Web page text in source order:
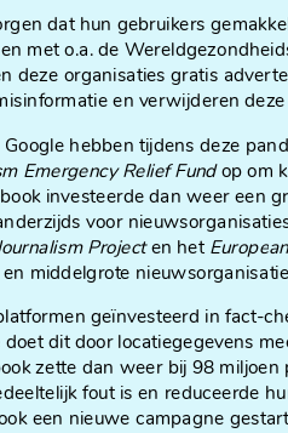
dat hun gebruikers
met o.a. de
deze organisaties gratis
en verwijderen
hebben tijdens deze
Emergency Relief Fundop om
investeerde dan weer een
voor
Projecten het
middelgrote
geïnvesteerd in fact-
doet dit door locatiegegevens
zette dan weer bij 98
fout is en reduceerde
een nieuwe campagne